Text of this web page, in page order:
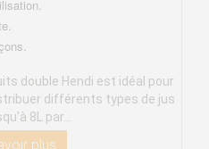
double Hendi est idéal pour
différents types de jus
8L par...
plus